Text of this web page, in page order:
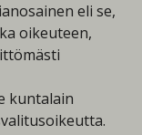
eli se,
oikeuteen,
kuntalain